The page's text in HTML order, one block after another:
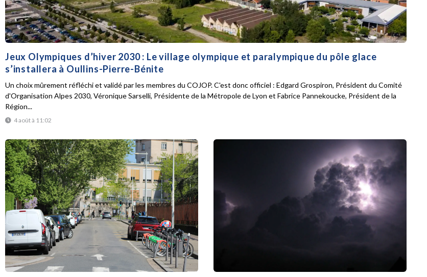
Jeux Olympiques d’hiver 2030 : Le village olympique et paralympique du pôle glace
s’installera à Oullins-Pierre-Bénite
4 août à 11:02
Un choix mûrement réfléchi et validé par les membres du COJOP. C'est donc officiel : Edgard Grospiron, Président du Comité
d'Organisation Alpes 2030, Véronique Sarselli, Présidente de la Métropole de Lyon et Fabrice Pannekoucke, Président de la
Région...